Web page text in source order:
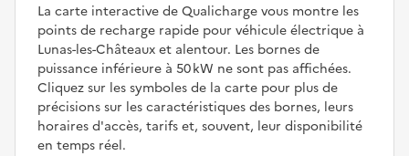
La carte interactive de Qualicharge vous montre les
points de recharge rapide pour véhicule électrique à
Lunas-les-Châteaux et alentour. Les bornes de
puissance inférieure à 50 kW ne sont pas affichées.
Cliquez sur les symboles de la carte pour plus de
précisions sur les caractéristiques des bornes, leurs
horaires d'accès, tarifs et, souvent, leur disponibilité
en temps réel.